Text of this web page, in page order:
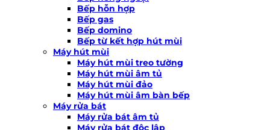
Bếp hỗn hợp
Bếp gas
Bếp domino
Bếp từ kết hợp hút mùi
Máy hút mùi
Máy hút mùi treo tường
Máy hút mùi âm tủ
Máy hút mùi đảo
Máy hút mùi âm bàn bếp
Máy rửa bát
Máy rửa bát âm tủ